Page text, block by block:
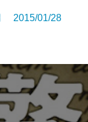
2015/01/28